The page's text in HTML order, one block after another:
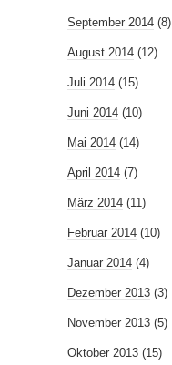
September 2014 (8)
August 2014 (12)
Juli 2014 (15)
Juni 2014 (10)
Mai 2014 (14)
April 2014 (7)
März 2014 (11)
Februar 2014 (10)
Januar 2014 (4)
Dezember 2013 (3)
November 2013 (5)
Oktober 2013 (15)